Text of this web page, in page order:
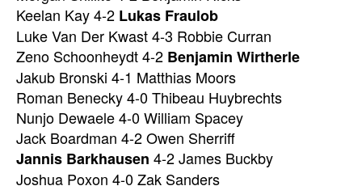
Keelan Kay 4-2 Lukas Fraulob
Luke Van Der Kwast 4-3 Robbie Curran
Zeno Schoonheydt 4-2 Benjamin Wirtherle
Jakub Bronski 4-1 Matthias Moors
Roman Benecky 4-0 Thibeau Huybrechts
Nunjo Dewaele 4-0 William Spacey
Jack Boardman 4-2 Owen Sherriff
Jannis Barkhausen 4-2 James Buckby
Joshua Poxon 4-0 Zak Sanders